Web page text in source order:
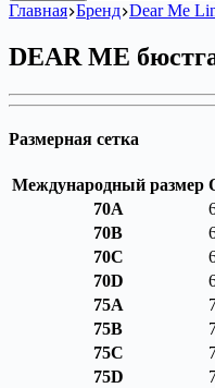
Главная Бренд Dear Me
DEAR ME
Размерная сетка
Международный размер
70A
70B
70C
70D
75A
75B
75C
75D